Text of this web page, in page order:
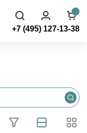
+7 (495) 127-13-38